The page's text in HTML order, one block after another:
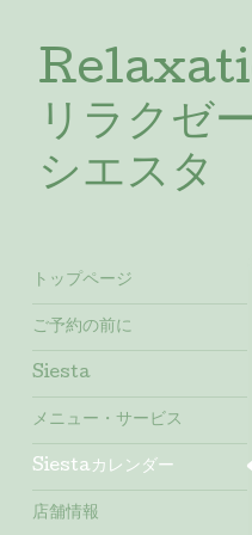
リラクゼ
シエスタ
トップページ
ご予約の前に
Siesta
メニュー・サービス
Siestaカレンダー
店舗情報